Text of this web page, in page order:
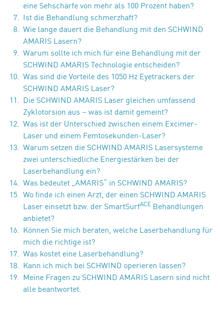
eine Sehschärfe von mehr als 100 Prozent haben?
Ist die Behandlung schmerzhaft?
Wie lange dauert die Behandlung mit den SCHWIND
AMARIS Lasern?
Warum sollte ich mich für eine Behandlung mit der
SCHWIND AMARIS Technologie entscheiden?
Was sind die Vorteile des 1050 Hz Eyetrackers der
SCHWIND AMARIS Laser?
Die SCHWIND AMARIS Laser gleichen umfassend
Zyklotorsion aus – was ist damit gemeint?
Was ist der Unterschied zwischen einem Excimer-
Laser und einem Femtosekunden-Laser?
Warum setzen die SCHWIND AMARIS Lasersysteme
zwei unterschiedliche Energiestärken bei der
Laserbehandlung ein?
Was bedeutet „AMARIS“ in SCHWIND AMARIS?
Wo finde ich einen Arzt, der einen SCHWIND AMARIS
Laser einsetzt bzw. der SmartSurfACE Behandlungen
anbietet?
Können Sie mich beraten, welche Laserbehandlung für
mich die richtige ist?
Was kostet eine Laserbehandlung?
Kann ich mich bei SCHWIND operieren lassen?
Meine Fragen zu SCHWIND AMARIS Lasern sind nicht
alle beantwortet.